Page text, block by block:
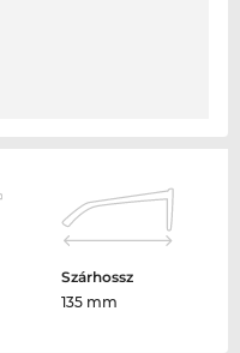
Szárhossz
135 mm